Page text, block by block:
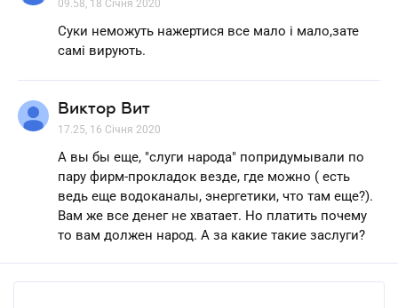
09.58, 18 Січня 2020
Суки неможуть нажертися все мало і мало,зате
самі вирують.
Виктор Вит
17.25, 16 Січня 2020
А вы бы еще, "слуги народа" попридумывали по
пару фирм-прокладок везде, где можно ( есть
ведь еще водоканалы, энергетики, что там еще?).
Вам же все денег не хватает. Но платить почему
то вам должен народ. А за какие такие заслуги?